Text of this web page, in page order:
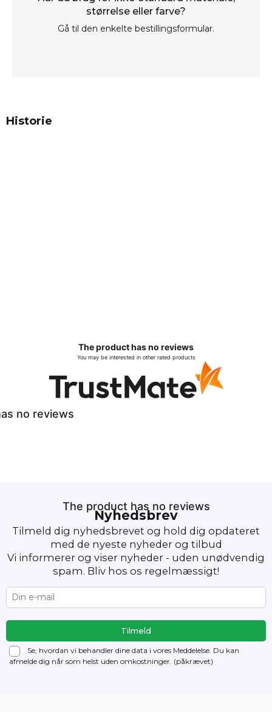
størrelse eller farve?
Gå til den enkelte bestillingsformular.
Historie
The product has no reviews
You may be interested in other rated products
no reviews
The product has no reviews
Nyhedsbrev
Tilmeld dig nyhedsbrevet og hold dig opdateret
med de nyeste nyheder og tilbud
Vi informerer og viser nyheder - uden unødvendig
spam. Bliv hos os regelmæssigt!
Se, hvordan vi behandler dine data i vores Meddelelse. Du kan
afmelde dig når som helst uden omkostninger. (påkrævet)